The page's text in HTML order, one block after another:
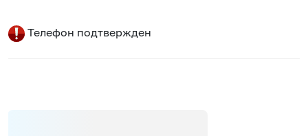
Телефон подтвержден